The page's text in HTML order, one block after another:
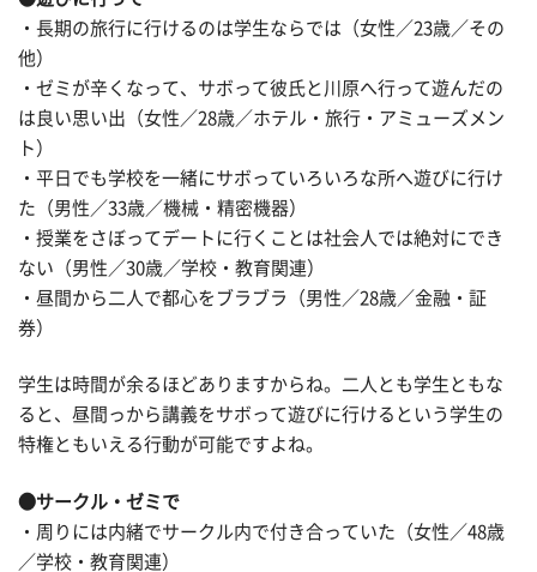
・長期の旅行に行けるのは学生ならでは（女性／23歳／その
他）
・ゼミが辛くなって、サボって彼氏と川原へ行って遊んだの
は良い思い出（女性／28歳／ホテル・旅行・アミューズメン
ト）
・平日でも学校を一緒にサボっていろいろな所へ遊びに行け
た（男性／33歳／機械・精密機器）
・授業をさぼってデートに行くことは社会人では絶対にでき
ない（男性／30歳／学校・教育関連）
・昼間から二人で都心をブラブラ（男性／28歳／金融・証
券）
学生は時間が余るほどありますからね。二人とも学生ともな
ると、昼間っから講義をサボって遊びに行けるという学生の
特権ともいえる行動が可能ですよね。
●サークル・ゼミで
・周りには内緒でサークル内で付き合っていた（女性／48歳
／学校・教育関連）